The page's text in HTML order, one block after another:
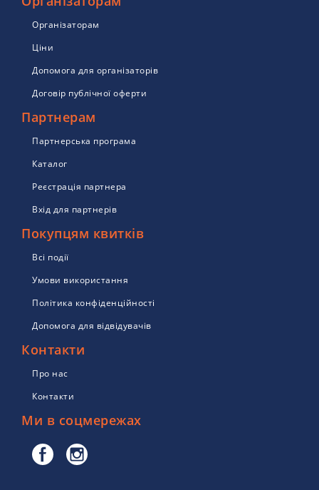
Організаторам
Ціни
Допомога для організаторів
Договір публічної оферти
Партнерам
Партнерська програма
Каталог
Реєстрація партнера
Вхід для партнерів
Покупцям квитків
Всі події
Умови використання
Політика конфіденційності
Допомога для відвідувачів
Контакти
Про нас
Контакти
Ми в соцмережах